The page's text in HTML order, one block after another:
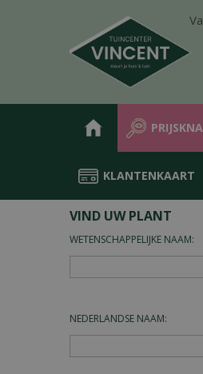
Home Plantengids
KLANTENKAART
VIND UW PLANT
WETENSCHAPPELIJKE NAAM:
NEDERLANDSE NAAM: